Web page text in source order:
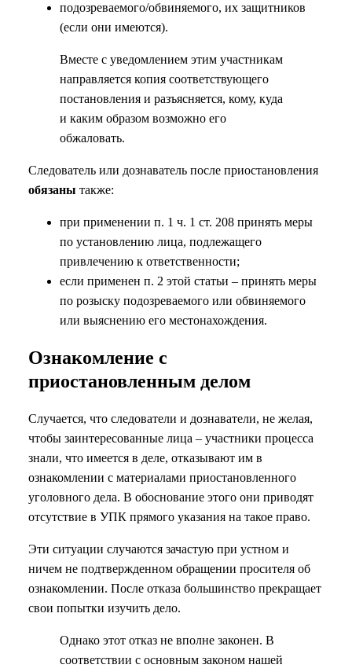
подозреваемого/обвиняемого, их защитников
(если они имеются).
Вместе с уведомлением этим участникам
направляется копия соответствующего
постановления и разъясняется, кому, куда
и каким образом возможно его
обжаловать.
Следователь или дознаватель после приостановления
обязаны также:
при применении п. 1 ч. 1 ст. 208 принять меры
по установлению лица, подлежащего
привлечению к ответственности;
если применен п. 2 этой статьи – принять меры
по розыску подозреваемого или обвиняемого
или выяснению его местонахождения.
Ознакомление с
приостановленным делом
Случается, что следователи и дознаватели, не желая,
чтобы заинтересованные лица – участники процесса
знали, что имеется в деле, отказывают им в
ознакомлении с материалами приостановленного
уголовного дела. В обоснование этого они приводят
отсутствие в УПК прямого указания на такое право.
Эти ситуации случаются зачастую при устном и
ничем не подтвержденном обращении просителя об
ознакомлении. После отказа большинство прекращает
свои попытки изучить дело.
Однако этот отказ не вполне законен. В
соответствии с основным законом нашей